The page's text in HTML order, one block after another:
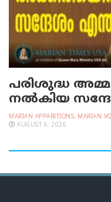
പരിശുദ്ധ
നല്‍കിയ
MARIAN APPARITIONS, MARIAN
AUGUST 6, 2026